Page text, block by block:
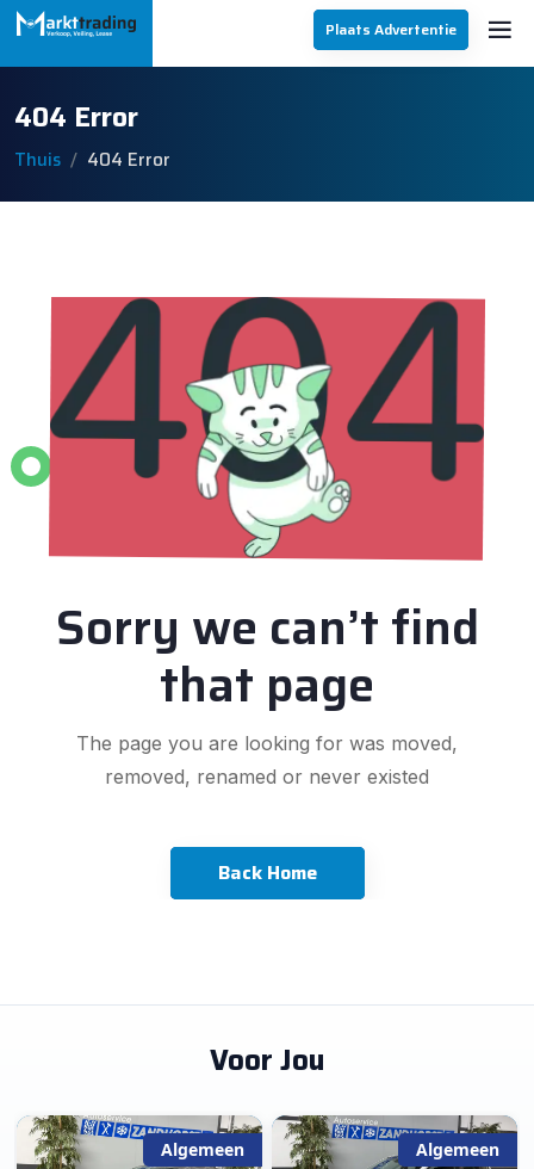
Plaats Advertentie
404 Error
Thuis 404 Error
Sorry we can’t find
that page
The page you are looking for was moved,
removed, renamed or never existed
Back Home
Voor Jou
Algemeen Algemeen